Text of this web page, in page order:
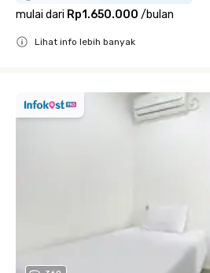
mulai dari Rp1.650.000 /bulan
Lihat info lebih banyak